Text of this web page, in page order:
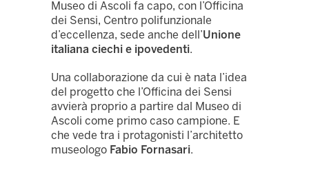
Museo di Ascoli fa capo, con l’Officina
dei Sensi, Centro polifunzionale
d’eccellenza, sede anche dell’Unione
italiana ciechi e ipovedenti.
Una collaborazione da cui è nata l’idea
del progetto che l’Officina dei Sensi
avvierà proprio a partire dal Museo di
Ascoli come primo caso campione. E
che vede tra i protagonisti l’architetto
museologo Fabio Fornasari.